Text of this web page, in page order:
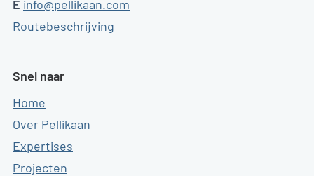
E info@pellikaan.com
Routebeschrijving
Snel naar
Home
Over Pellikaan
Expertises
Projecten